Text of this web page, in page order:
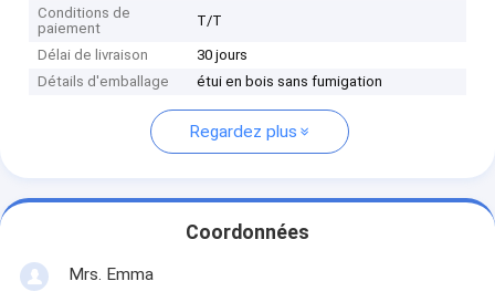
Conditions de
paiement
T/T
Délai de livraison
30 jours
Détails d'emballage
étui en bois sans fumigation
Regardez plus
Coordonnées
Mrs. Emma